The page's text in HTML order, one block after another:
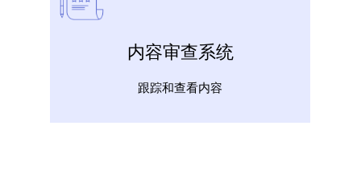
内容审查系统
跟踪和查看内容